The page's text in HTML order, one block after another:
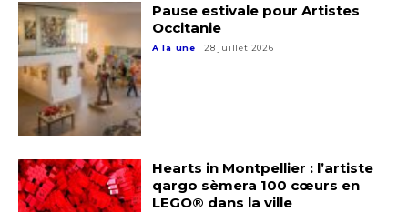
Pause estivale pour Artistes
Occitanie
A la une 28 juillet 2026
Hearts in Montpellier : l’artiste
qargo sèmera 100 cœurs en
LEGO® dans la ville